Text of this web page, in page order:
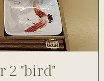
2 "bird"